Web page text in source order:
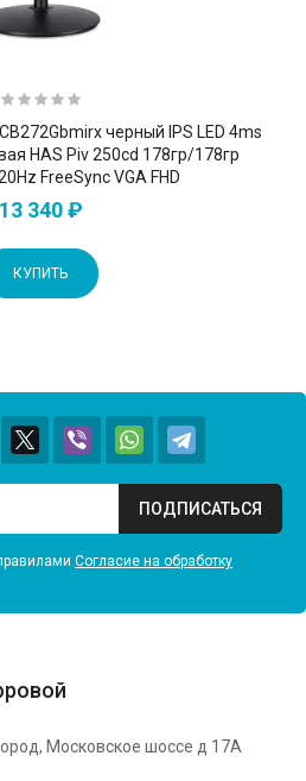
черный IPS LED 4ms
HAS Piv 250cd 178гр/178гр
FreeSync VGA FHD
13 340 ₽
КУПИТЬ
ПОДПИСАТЬСЯ
Согласие на обработку
Московское шоссе д 17А